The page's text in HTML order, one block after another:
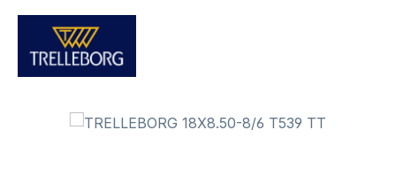
Bildergalerie überspringen